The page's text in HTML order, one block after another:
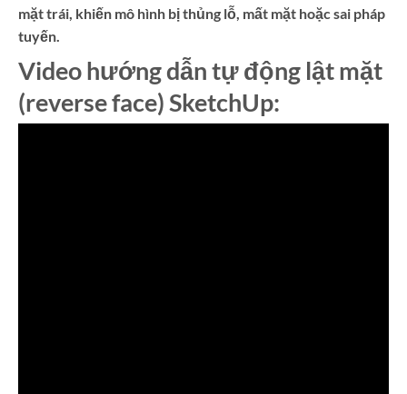
mặt trái, khiến mô hình bị thủng lỗ, mất mặt hoặc sai pháp
tuyến.
Video hướng dẫn tự động lật mặt
(reverse face) SketchUp: